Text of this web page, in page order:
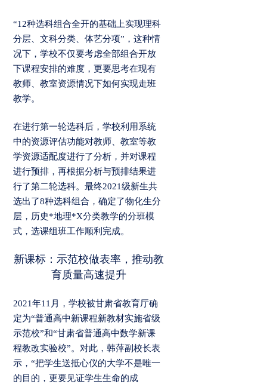
“12种选科组合全开的基础上实现理科
分层、文科分类、体艺分项”，这种情
况下，学校不仅要考虑全部组合开放
下课程安排的难度，更要思考在现有
教师、教室资源情况下如何实现走班
教学。
在进行第一轮选科后，学校利用系统
中的资源评估功能对教师、教室等教
学资源适配度进行了分析，并对课程
进行预排，再根据分析与预排结果进
行了第二轮选科。最终2021级新生共
选出了8种选科组合，确定了物化生分
层，历史*地理*X分类教学的分班模
式，选课组班工作顺利完成。
新课标：示范校做表率，推动教
育质量高速提升
2021年11月，学校被甘肃省教育厅确
定为“普通高中新课程新教材实施省级
示范校”和“甘肃省普通高中数学新课
程教改实验校”。对此，韩萍副校长表
示，“把学生送抵心仪的大学不是唯一
的目的，更要见证学生生命的成